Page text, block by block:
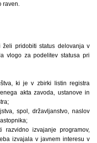
pridobiti status delovanja v
vlogo za podelitev statusa pri
ki je v zbirki listin registra
akta zavoda, ustanove in
spol, državljanstvo, naslov
izvajanje programov,
izvajala v javnem interesu v